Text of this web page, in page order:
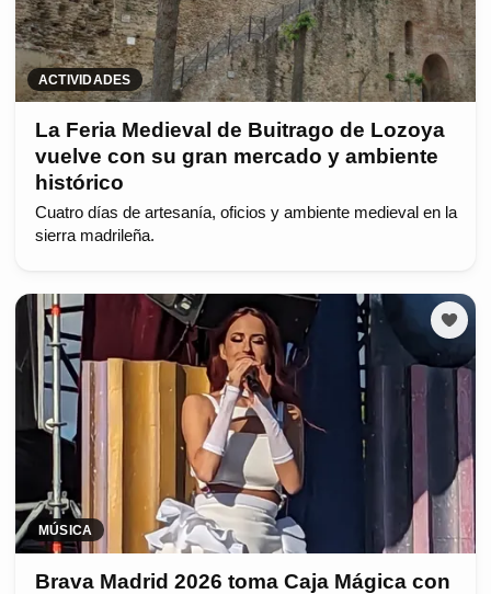
ACTIVIDADES
La Feria Medieval de Buitrago de Lozoya
vuelve con su gran mercado y ambiente
histórico
Cuatro días de artesanía, oficios y ambiente medieval en la
sierra madrileña.
MÚSICA
Brava Madrid 2026 toma Caja Mágica con